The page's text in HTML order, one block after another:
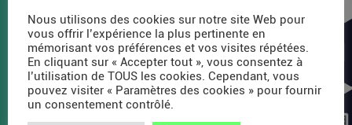
celui des...
Lire la suite
TravelTech : comment HandleVisa
digitalise l’accompagnement des
Nous utilisons des cookies sur notre site Web pour
vous offrir l’expérience la plus pertinente en
mémorisant vos préférences et vos visites répétées.
En cliquant sur « Accepter tout », vous consentez à
l’utilisation de TOUS les cookies. Cependant, vous
pouvez visiter « Paramètres des cookies » pour fournir
un consentement contrôlé.